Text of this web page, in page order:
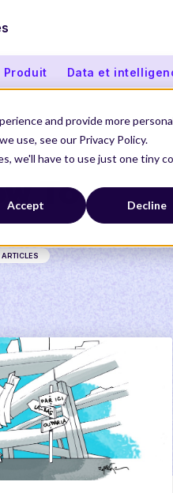
and provide more
use, see our Privacy Policy.
we'll have to use just one tiny
Accept Decline
Produit Data et
To
ARTICLES